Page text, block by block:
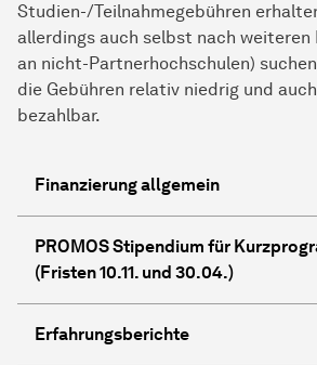
Studien-/Teilnahmegebühren
allerdings auch selbst nach weiteren
an nicht-Partnerhochschulen)
die Gebühren relativ niedrig und
bezahlbar.
Finanzierung allgemein
PROMOS Stipendium für
(Fristen 10.11. und 30.04.)
Erfahrungsberichte